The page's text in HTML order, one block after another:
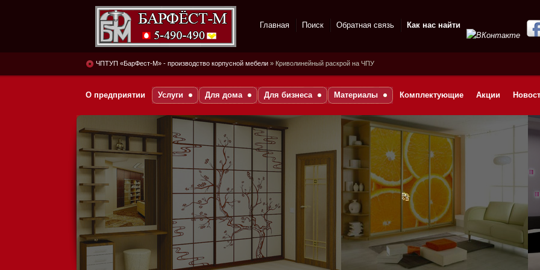
БУДЕМ РАДЫ
ОТВЕТИТЬ НА ЛЮБЫЕ
Главная Поиск Обратная связь Как нас найти
ЧПТУП «БарФест-М» - производство корпусной мебели » Криволинейный раскрой на ЧПУ
О предприятии Услуги Для дома Для бизнеса Материалы Комплектующие Акции